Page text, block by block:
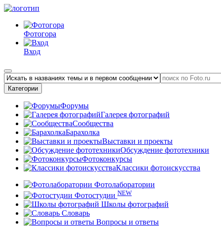
Фотогора
Вход
Категории
Форумы
Галерея фотографий
Сообщества
Барахолка
Выставки и проекты
Обсуждение фототехники
Фотоконкурсы
Классики фотоискусства
Фотолаборатории
Фотостудии NEW
Школы фотографий
Словарь
Вопросы и ответы